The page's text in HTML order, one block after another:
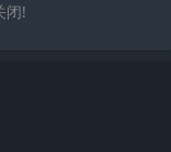
闭!